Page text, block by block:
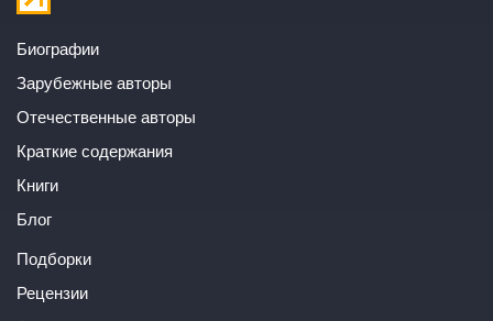
Биографии
Зарубежные авторы
Отечественные авторы
Краткие содержания
Книги
Блог
Подборки
Рецензии